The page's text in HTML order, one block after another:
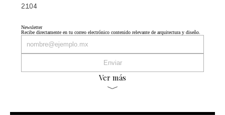
2104
Newsletter
Recibe directamente en tu correo electrónico contenido relevante de arquitectura y diseño.
Ver más